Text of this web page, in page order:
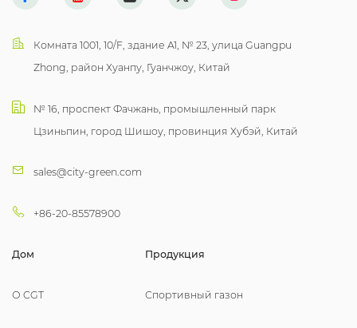
Комната 1001, 10/F, здание A1, № 23, улица Guangpu
Zhong, район Хуанпу, Гуанчжоу, Китай
№ 16, проспект Фачжань, промышленный парк
Цзиньпин, город Шишоу, провинция Хубэй, Китай
sales@city-green.com
+86-20-85578900
Дом
О CGT
Продукция
Спортивный газон